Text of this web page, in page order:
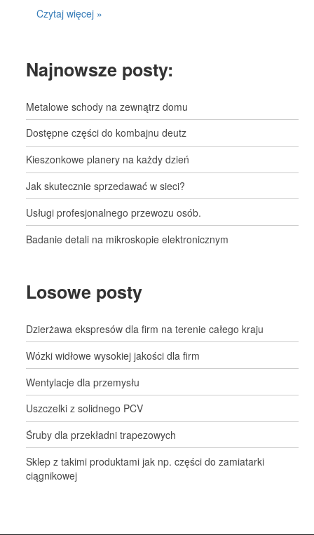
Czytaj więcej »
Najnowsze posty:
Metalowe schody na zewnątrz domu
Dostępne części do kombajnu deutz
Kieszonkowe planery na każdy dzień
Jak skutecznie sprzedawać w sieci?
Usługi profesjonalnego przewozu osób.
Badanie detali na mikroskopie elektronicznym
Losowe posty
Dzierżawa ekspresów dla firm na terenie całego kraju
Wózki widłowe wysokiej jakości dla firm
Wentylacje dla przemysłu
Uszczelki z solidnego PCV
Śruby dla przekładni trapezowych
Sklep z takimi produktami jak np. części do zamiatarki
ciągnikowej